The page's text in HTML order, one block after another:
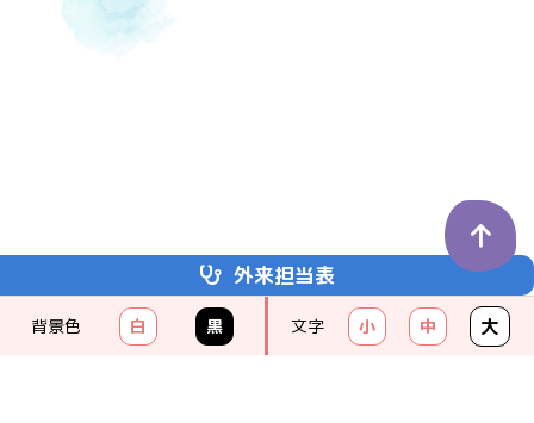
背景色 白 黒 文字 小 中 大
かわごえクリニック
KAWAGOE CLINIC
049-238-8111 （代）
外来担当表